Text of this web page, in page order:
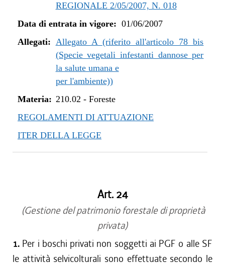
REGIONALE 2/05/2007, N. 018
Data di entrata in vigore: 01/06/2007
Allegati: Allegato A (riferito all'articolo 78 bis
(Specie vegetali infestanti dannose per
la salute umana e
per l'ambiente))
Materia: 210.02 - Foreste
REGOLAMENTI DI ATTUAZIONE
ITER DELLA LEGGE
Art. 24
(Gestione del patrimonio forestale di proprietà
privata)
1. Per i boschi privati non soggetti ai PGF o alle SF
le attività selvicolturali sono effettuate secondo le